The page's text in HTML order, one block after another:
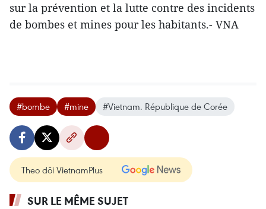
sur la prévention et la lutte contre des incidents
de bombes et mines pour les habitants.- VNA
#bombe #mine #Vietnam. République de Corée
Theo dõi VietnamPlus
SUR LE MÊME SUJET